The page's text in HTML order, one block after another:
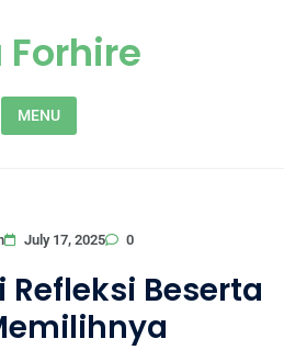
Forhire
MENU
July 17, 2025 0
Refleksi Beserta